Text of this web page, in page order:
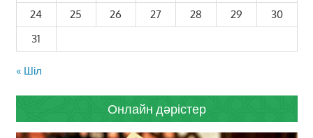
24
25 26 27 28 29
30
31
« Шіл
Онлайн дәрістер